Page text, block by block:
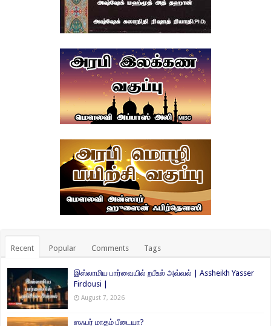
Recent Popular Comments Tags
இஸ்லாமிய பார்வையில் றபீஉல் அவ்வல் | Assheikh Yasser
Firdousi |
August 7, 2026
ஸஃபர் மாதம் பீடையா?